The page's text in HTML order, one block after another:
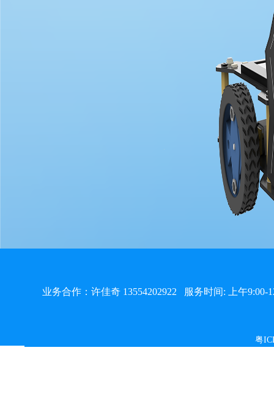
业务合作：许佳奇 13554202922 服务时间: 上午9:00-
粤